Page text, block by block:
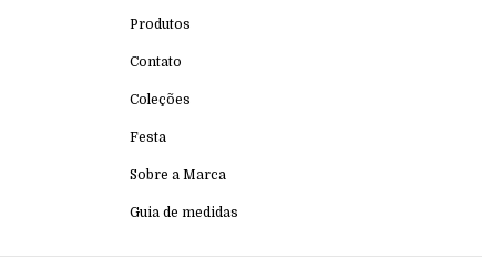
Produtos
Contato
Coleções
Festa
Sobre a Marca
Guia de medidas